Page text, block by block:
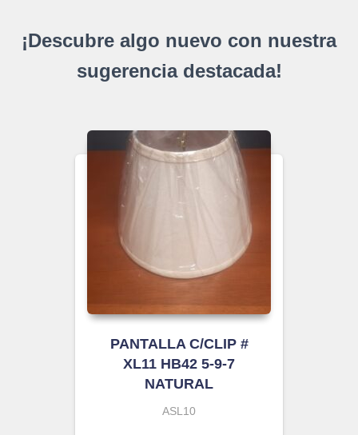
¡Descubre algo nuevo con nuestra
sugerencia destacada!
PANTALLA C/CLIP #
XL11 HB42 5-9-7
NATURAL
ASL10